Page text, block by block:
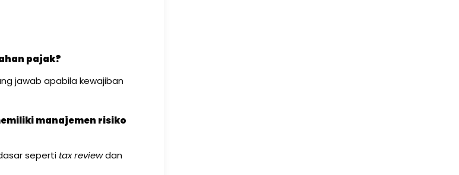
pajak?
jawab apabila kewajiban
manajemen risiko
seperti tax reviewdan